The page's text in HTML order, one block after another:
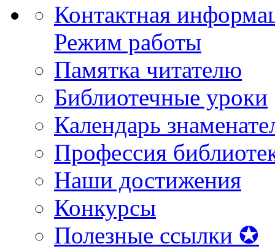
Контактная
Режим работы
Памятка читателю
Библиотечные уроки
Календарь
Профессия
Наши достижения
Конкурсы
Полезные ссылки ✪